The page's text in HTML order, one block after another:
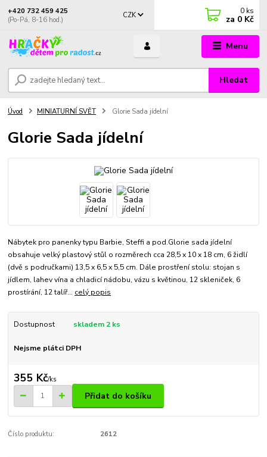
Menu
CZK
Hledat
+420 732 459 425
(Po-Pá, 8-16 hod.)
0 ks
za 0 Kč
Úvod MINIATURNÍ SVĚT Glorie Sada jídelní
Glorie Sada jídelní
Nábytek pro panenky typu Barbie, Steffi a pod.Glorie sada jídelní
obsahuje velký plastový stůl o rozměrech cca 28,5 x 10 x 18 cm, 6 židlí
(dvě s područkami) 13,5 x 6,5 x 5,5 cm. Dále prostření stolu: stojan s
jídlem, lahev vína a chladicí nádobu, vázu s květinou, 12 skleniček, 6
prostírání, 12 talíř... celý popis
Dostupnost skladem 2 ks
Nejsme plátci DPH
355 Kč/ks
Přidat do košíku
Číslo produktu: 2612